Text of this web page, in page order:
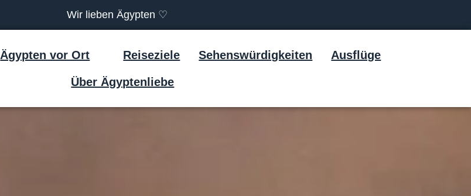
Wir lieben Ägypten ♡
Ägypten vor Ort Reiseziele Sehenswürdigkeiten Ausflüge
Über Ägyptenliebe